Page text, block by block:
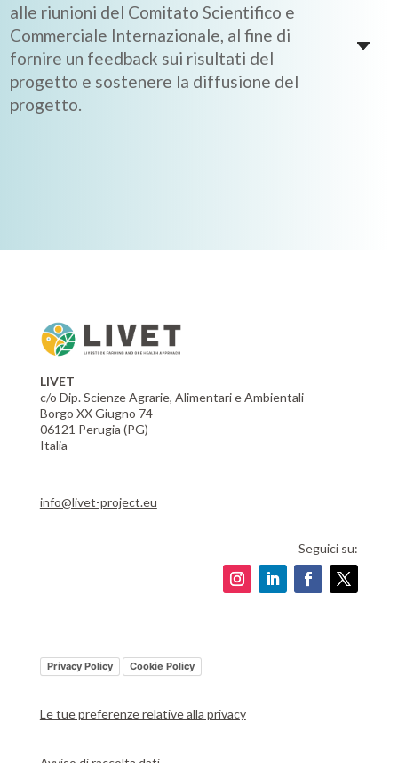
alle riunioni del Comitato Scientifico e
Commerciale Internazionale, al fine di
fornire un feedback sui risultati del
progetto e sostenere la diffusione del
progetto.
LIVET
c/o Dip. Scienze Agrarie, Alimentari e Ambientali
Borgo XX Giugno 74
06121 Perugia (PG)
Italia
info@livet-project.eu
Seguici su:
Privacy Policy Cookie Policy
Le tue preferenze relative alla privacy